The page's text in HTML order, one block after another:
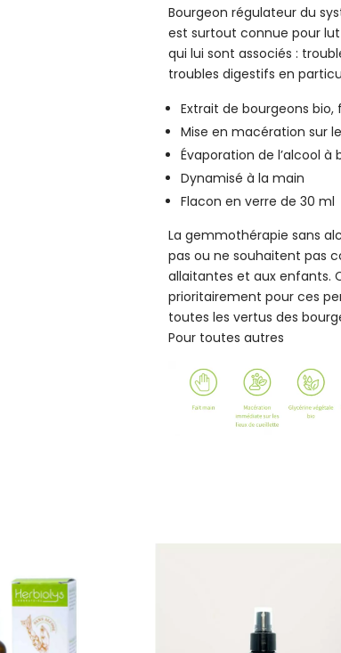
Bourgeon régulateur du
est surtout connue pour
qui lui sont associés :
troubles digestifs en
Extrait de bourgeons
Mise en macération sur
Évaporation de l’alcool
Dynamisé à la main
Flacon en verre de 30 ml
La gemmothérapie sans
pas ou ne souhaitent pas
allaitantes et aux enfants.
prioritairement pour ces
toutes les vertus des
Pour toutes autres